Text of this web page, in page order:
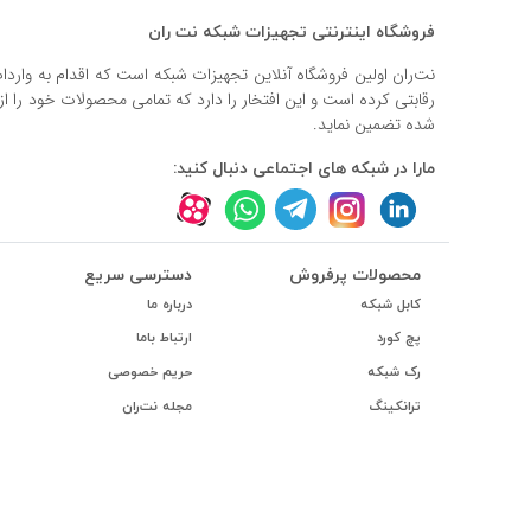
فروشگاه اینترنتی تجهیزات شبکه نت ران
نت‌ران اولین فروشگاه آنلاین تجهیزات شبکه است که اقدام به
رقابتی کرده است و این افتخار را دارد که تمامی محصولات خود
شده تضمین نماید.
مارا در شبکه های اجتماعی دنبال کنید:
محصولات پرفروش
کابل شبکه
پچ کورد
رک شبکه
ترانکینگ
دسترسی سریع
درباره ما
ارتباط باما
حریم خصوصی
مجله نت‌ران